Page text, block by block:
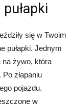
się w Twoim
pułapki. Jednym
na żywo, która
złapaniu
pojazdu.
w